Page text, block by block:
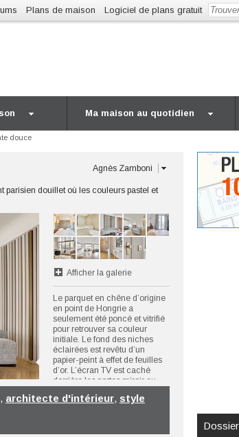
Plans de maison Logiciel de plans gratuit
Ma maison au quotidien
douce
Agnès Zamboni
parisien douillet où les couleurs pastel et
Afficher la galerie
Le parquet en chêne d’origine
en point de Hongrie a
seulement été poncé et vitrifié
pour retrouver sa couleur
initiale. Le fond des niches
éclairées est revêtu d’un
papier-peint à effet de feuilles
d’or. L’écran TV est caché
derrière les portes miroir au-
©Except Design
, architecte d'intérieur, style